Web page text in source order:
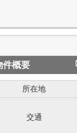
件概要
所在地
交通